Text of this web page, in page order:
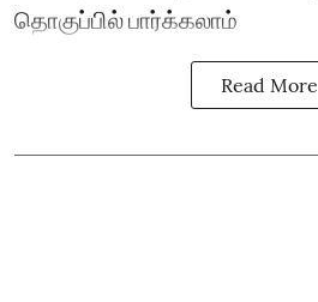
தொகுப்பில் பார்க்கலாம்
Read More